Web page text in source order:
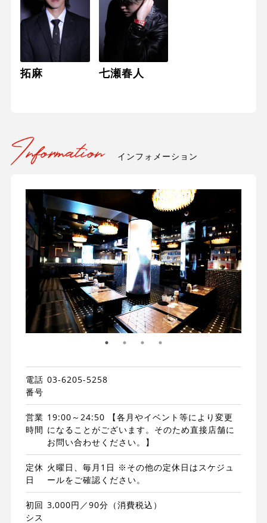
拓麻 七瀬春人
インフォメーション
電話
番号
03-6205-5258
営業
時間
19:00～24:50 【各月やイベント等により変更
になることがございます。そのため直接店舗に
お問い合わせください。】
定休
日
火曜日、毎月1日 ※その他の定休日はスケジュ
ールをご確認ください。
初回
シス
3,000円／90分（消費税込）